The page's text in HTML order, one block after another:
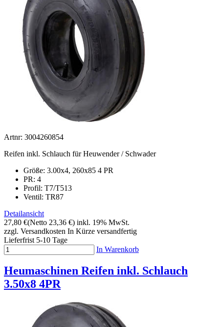
Artnr: 3004260854
Reifen inkl. Schlauch für Heuwender / Schwader
Größe: 3.00x4, 260x85 4 PR
PR: 4
Profil: T7/T513
Ventil: TR87
Detailansicht
27,80 €(Netto 23,36 €) inkl. 19% MwSt.
zzgl. Versandkosten In Kürze versandfertig
Lieferfrist 5-10 Tage
In Warenkorb
Heumaschinen Reifen inkl. Schlauch
3.50x8 4PR